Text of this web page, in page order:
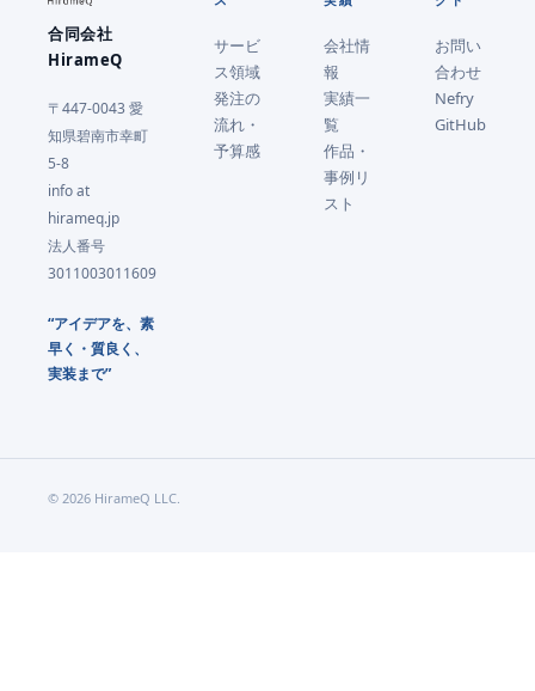
合同会社
HirameQ
〒447-0043 愛
知県碧南市幸町
5-8
info at
hirameq.jp
法人番号
3011003011609
“アイデアを、素
早く・質良く、
実装まで”
サービ
ス領域
発注の
流れ・
予算感
会社情
報
実績一
覧
作品・
事例リ
スト
お問い
合わせ
Nefry
GitHub
© 2026 HirameQ LLC.